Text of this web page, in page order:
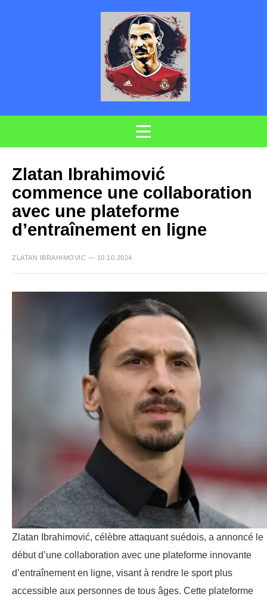
Zlatan Ibrahimović
commence une collaboration
avec une plateforme
d’entraînement en ligne
ZLATAN IBRAHIMOVIC — 10.10.2024
Zlatan Ibrahimović, célèbre attaquant suédois, a annoncé le
début d’une collaboration avec une plateforme innovante
d’entraînement en ligne, visant à rendre le sport plus
accessible aux personnes de tous âges. Cette plateforme